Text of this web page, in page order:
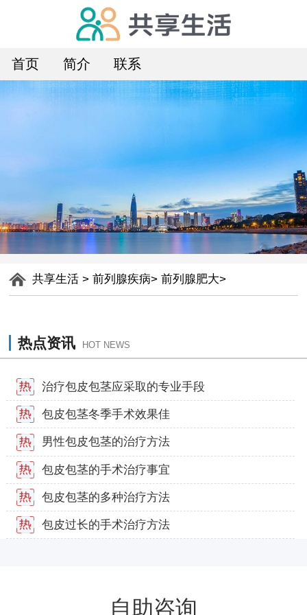
首页 简介 联系
共享生活 >前列腺疾病>前列腺肥大>
热点资讯 HOT NEWS
治疗包皮包茎应采取的专业手段
包皮包茎冬季手术效果佳
男性包皮包茎的治疗方法
包皮包茎的手术治疗事宜
包皮包茎的多种治疗方法
包皮过长的手术治疗方法
自助咨询